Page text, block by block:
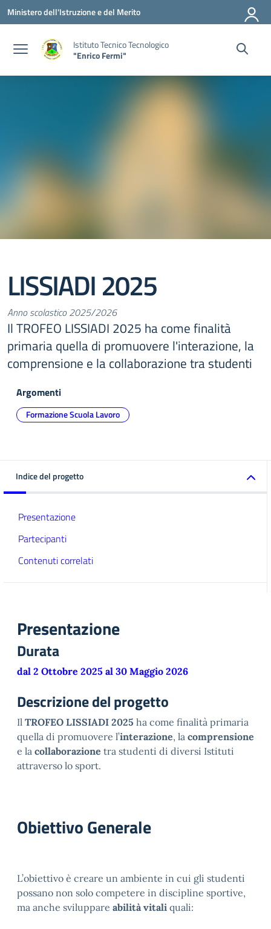
Vai ai contenuti
Vai al menu di navigazione
Vai al footer
Ministero dell'Istruzione e del Merito
Istituto Tecnico Tecnologico
"Enrico Fermi"
LISSIADI 2025
Anno scolastico 2025/2026
Il TROFEO LISSIADI 2025 ha come finalità
primaria quella di promuovere l'interazione, la
comprensione e la collaborazione tra studenti
Argomenti
Formazione Scuola Lavoro
Indice del progetto
Presentazione
Partecipanti
Contenuti correlati
Presentazione
Durata
dal 2 Ottobre 2025 al 30 Maggio 2026
Descrizione del progetto
Il TROFEO LISSIADI 2025 ha come finalità primaria
quella di promuovere l’interazione, la comprensione
e la collaborazione tra studenti di diversi Istituti
attraverso lo sport.
Obiettivo Generale
L’obiettivo è creare un ambiente in cui gli studenti
possano non solo competere in discipline sportive,
ma anche sviluppare abilità vitali quali: